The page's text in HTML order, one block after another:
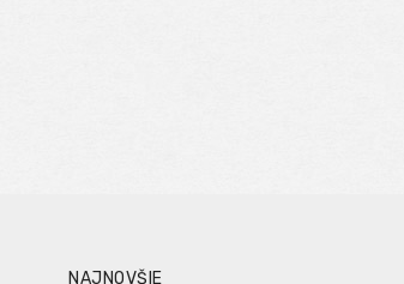
NAJNOVŠIE